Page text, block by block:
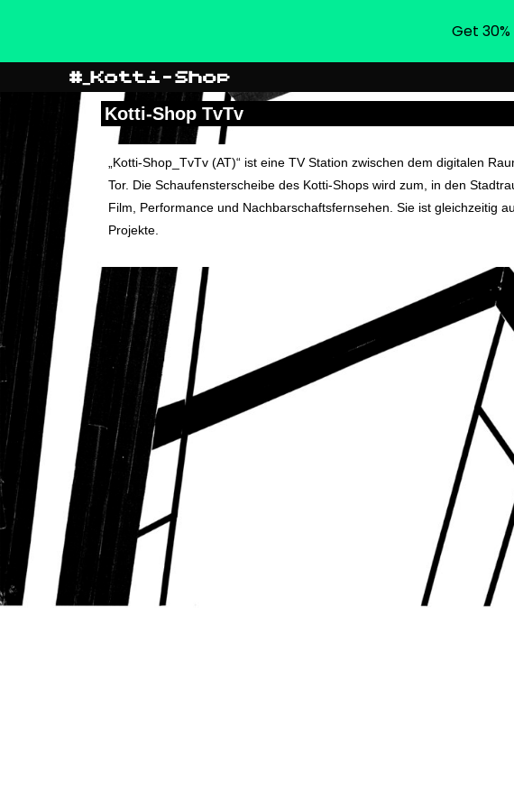
Kotti-Shop TvTv
„Kotti-Shop_TvTv (AT)“ ist eine TV Station zwischen dem digitalen
Tor. Die Schaufensterscheibe des Kotti-Shops wird zum, in den
Film, Performance und Nachbarschaftsfernsehen. Sie ist gleichzeitig
Projekte.
Get